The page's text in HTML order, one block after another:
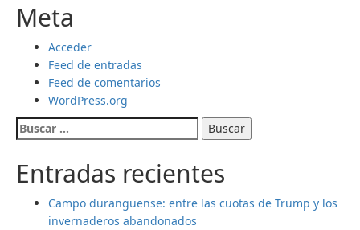
Meta
Acceder
Feed de entradas
Feed de comentarios
WordPress.org
Buscar:
Entradas recientes
Campo duranguense: entre las cuotas de Trump y los
invernaderos abandonados